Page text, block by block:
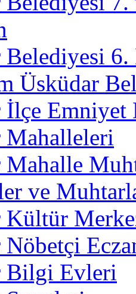
6.
Üsküdar
İlçe
Mahalleleri
ve
Kültür
Bilgi Evleri